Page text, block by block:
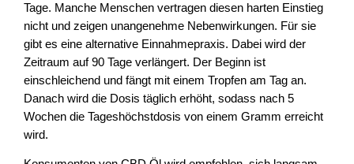
Tage. Manche Menschen vertragen diesen harten Einstieg
nicht und zeigen unangenehme Nebenwirkungen. Für sie
gibt es eine alternative Einnahmepraxis. Dabei wird der
Zeitraum auf 90 Tage verlängert. Der Beginn ist
einschleichend und fängt mit einem Tropfen am Tag an.
Danach wird die Dosis täglich erhöht, sodass nach 5
Wochen die Tageshöchstdosis von einem Gramm erreicht
wird.